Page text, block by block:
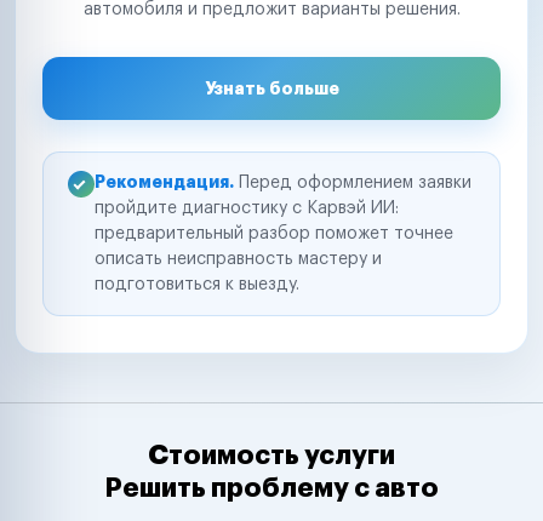
автомобиля и предложит варианты решения.
Узнать больше
Рекомендация. Перед оформлением заявки
пройдите диагностику с Карвэй ИИ:
предварительный разбор поможет точнее
описать неисправность мастеру и
подготовиться к выезду.
Стоимость услуги
Решить проблему с авто